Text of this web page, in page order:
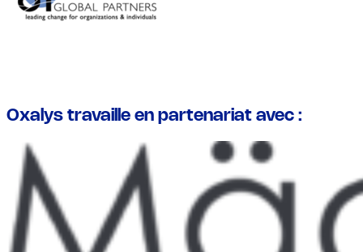
Oxalys travaille en partenariat avec :